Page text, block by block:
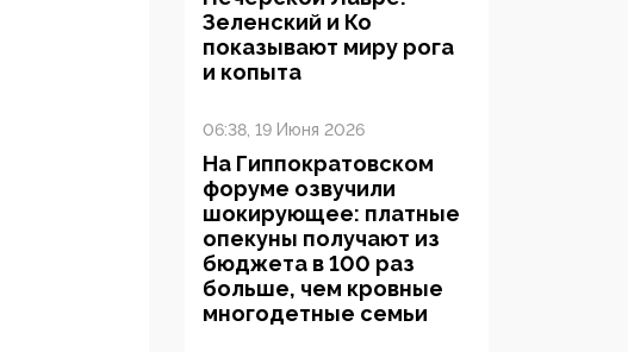
Зеленский и Ко
показывают миру рога
и копыта
06:38, 19 Июня 2026
На Гиппократовском
форуме озвучили
шокирующее: платные
опекуны получают из
бюджета в 100 раз
больше, чем кровные
многодетные семьи